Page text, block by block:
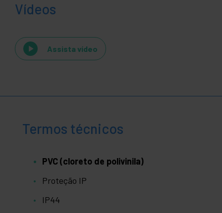
Vídeos
Assista vídeo
Termos técnicos
PVC (cloreto de polivinila)
Proteção IP
IP44